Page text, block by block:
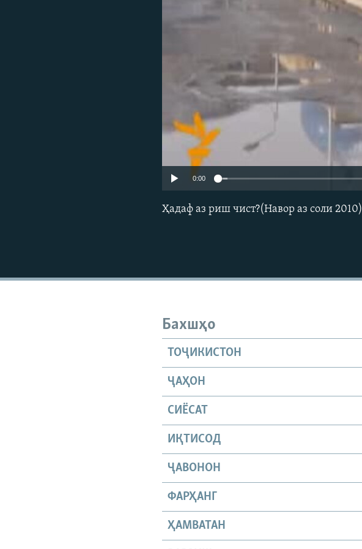
0:00
Ҳадаф аз риш чист?(Навор аз соли 2010)
Бахшҳо
ТОҶИКИСТОН
ҶАҲОН
СИЁСАТ
ИҚТИСОД
ҶАВОНОН
ФАРҲАНГ
ҲАМВАТАН